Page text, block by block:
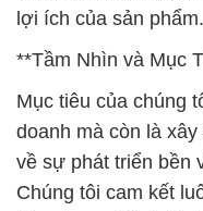
lợi ích của sản phẩm.
**Tầm Nhìn và Mục
Mục tiêu của chúng
doanh mà còn là
về sự phát triển bền
Chúng tôi cam kết